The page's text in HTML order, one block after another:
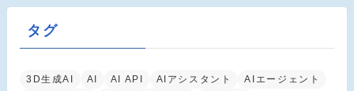
タグ
3D生成AI AI AI API AIアシスタント
AIエージェント